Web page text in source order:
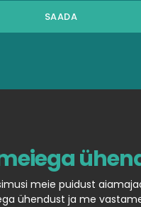
meie puidust
ühendust ja me